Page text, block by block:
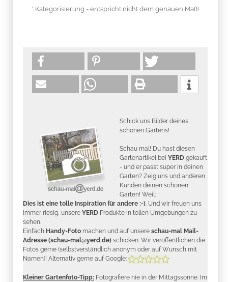
* Kategorisierung - entspricht nicht dem genauen Maß!
Schick uns Bilder deines
schönen Gartens!
Schau mal! Du hast diesen
Gartenartikel bei YERD gekauft
- und er passt super in deinen
Garten? Zeig uns und anderen
Kunden deinen schönen
Garten! Weil:
Dies ist eine tolle Inspiration für andere :-). Und wir freuen uns
immer riesig, unsere YERD Produkte in tollen Umgebungen zu
sehen.
Einfach Handy-Foto machen und auf unsere schau-mal Mail-
Adresse (schau-mal@yerd.de) schicken. Wir veröffentlichen die
Fotos gerne (selbstverständlich anonym oder auf Wunsch mit
Namen)! Alternativ gerne auf Google:
Kleiner Gartenfoto-Tipp: Fotografiere nie in der Mittagssonne. Im